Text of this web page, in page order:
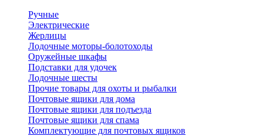
Ручные
Электрические
Жерлицы
Лодочные моторы-болотоходы
Оружейные шкафы
Подставки для удочек
Лодочные шесты
Прочие товары для охоты и рыбалки
Почтовые ящики для дома
Почтовые ящики для подъезда
Почтовые ящики для спама
Комплектующие для почтовых ящиков